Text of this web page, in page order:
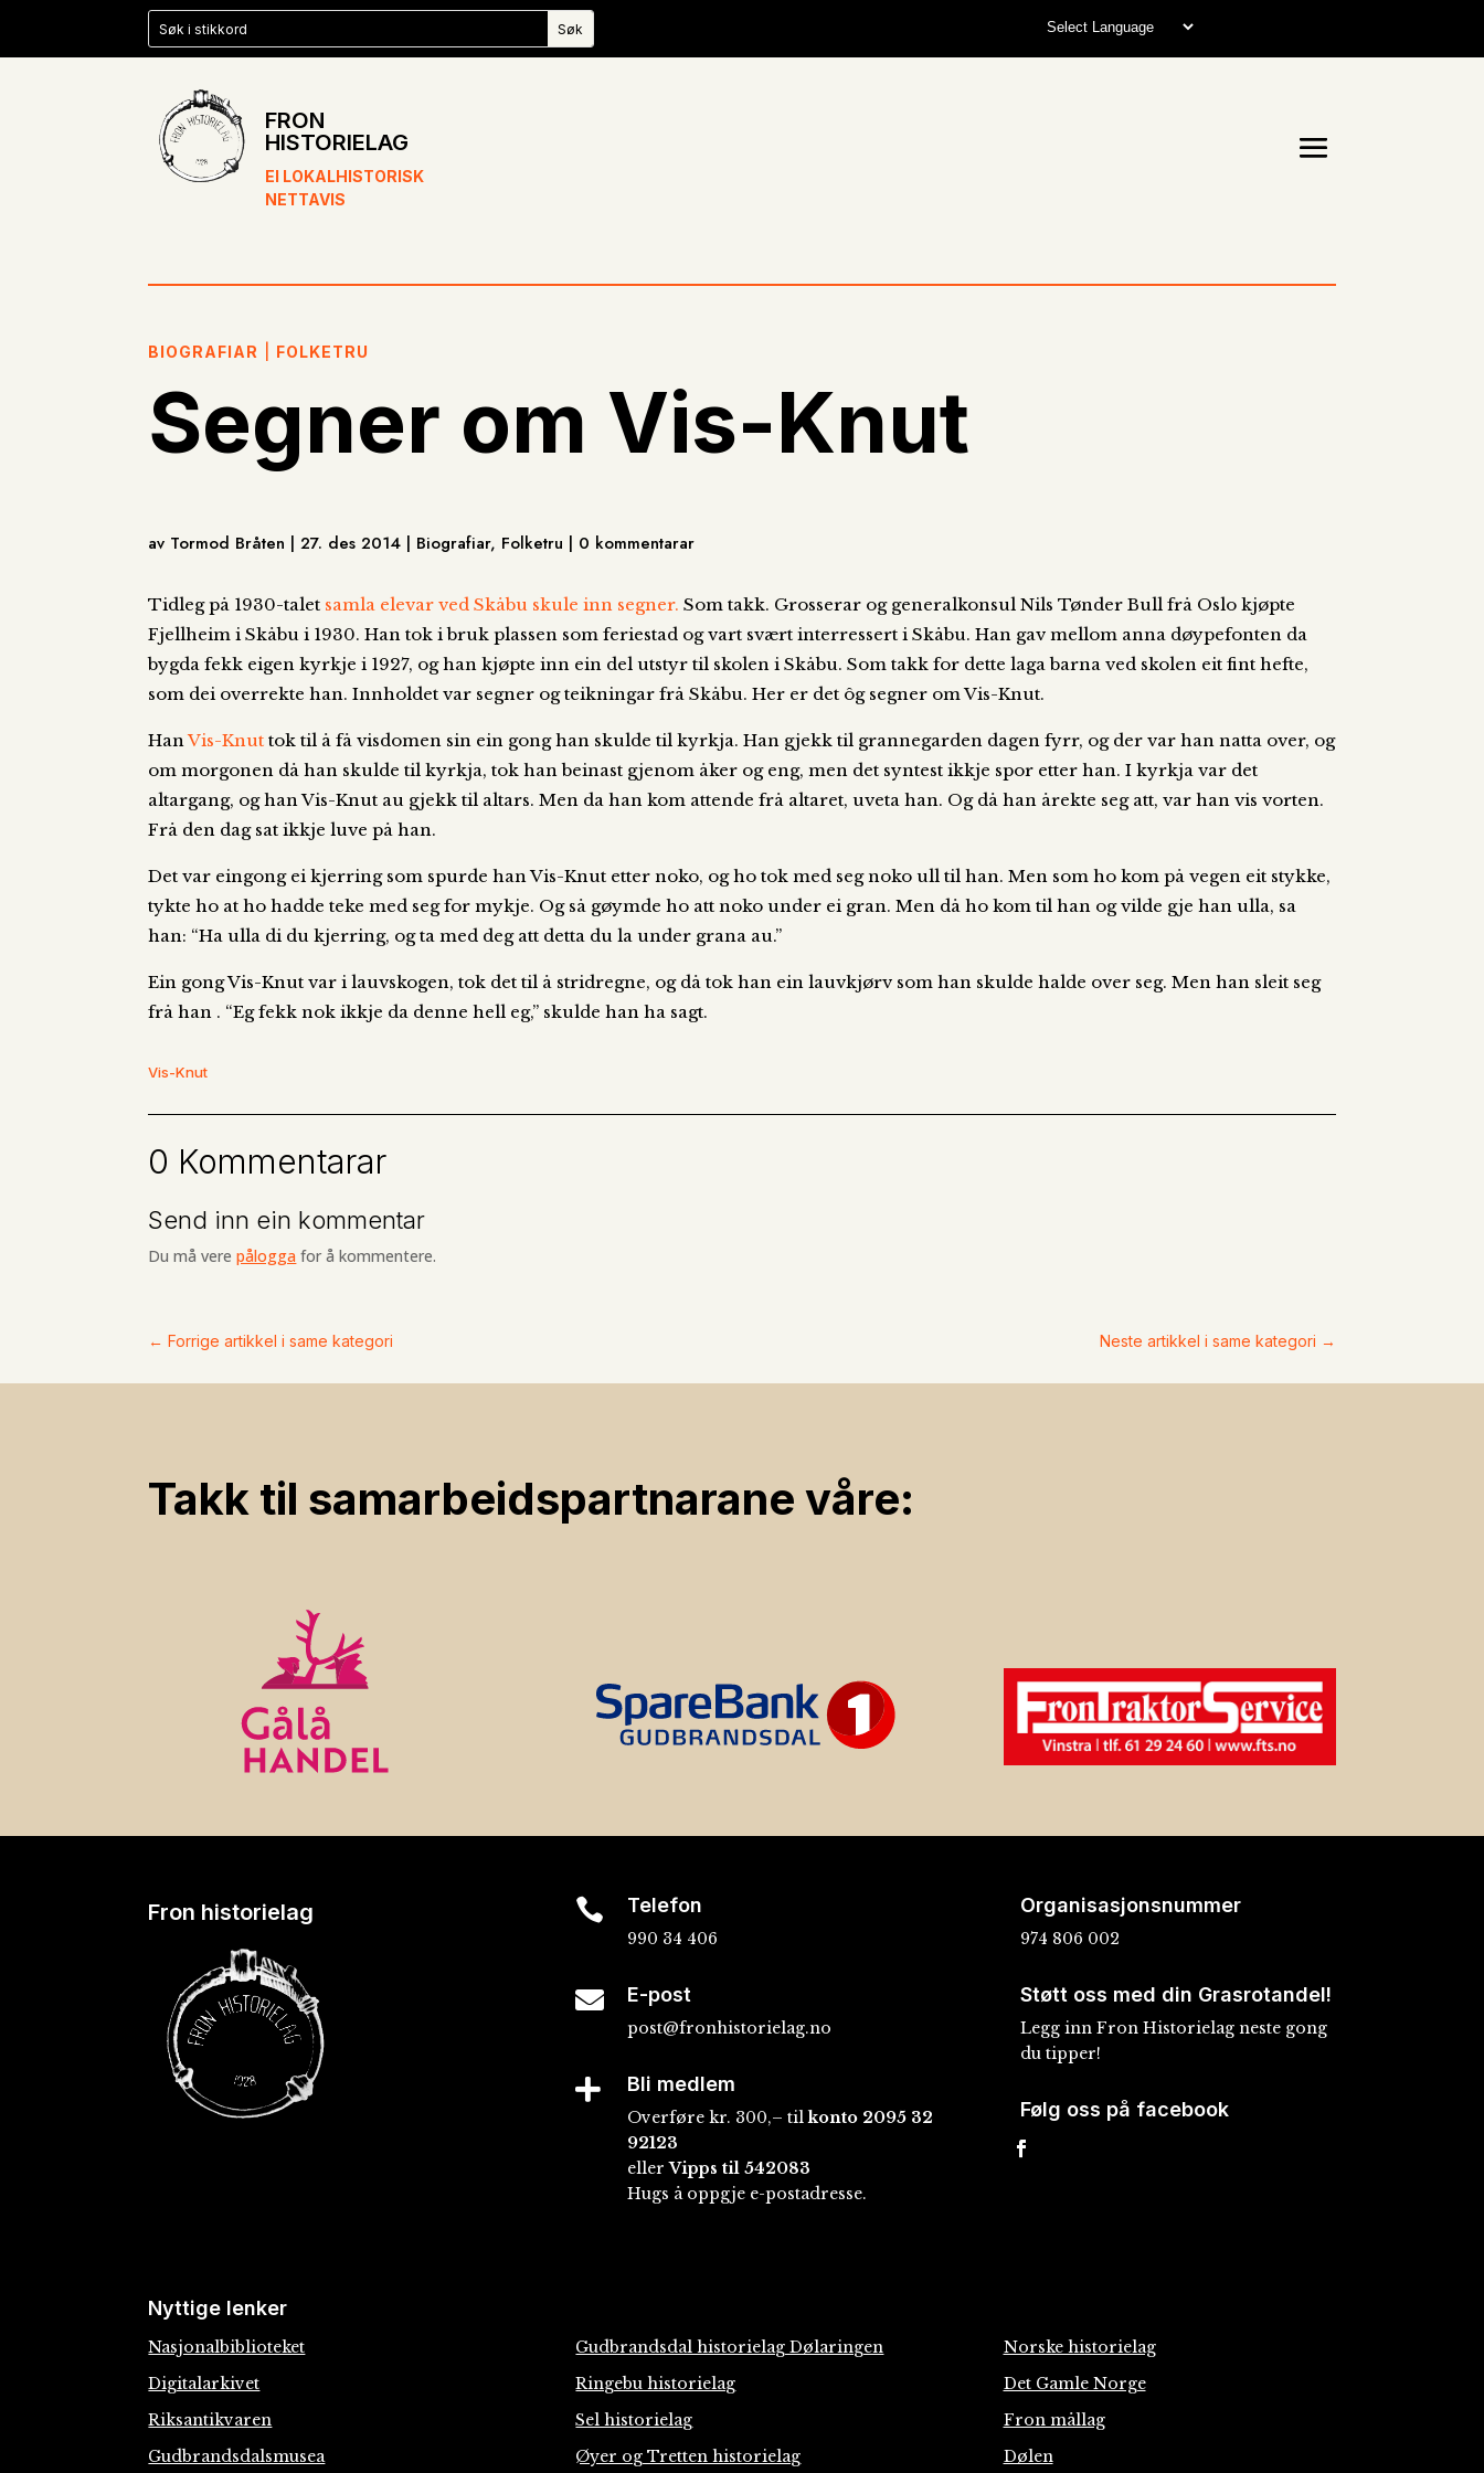
FRON
HISTORIELAG
EI LOKALHISTORISK
NETTAVIS
BIOGRAFIAR FOLKETRU
Segner om Vis-Knut
av Tormod Bråten | 27. des 2014 | Biografiar, Folketru | 0 kommentarar
Tidleg på 1930-talet samla elevar ved Skåbu skule inn segner. Som takk. Grosserar og generalkonsul Nils Tønder Bull frå Oslo kjøpte
Fjellheim i Skåbu i 1930. Han tok i bruk plassen som feriestad og vart svært interressert i Skåbu. Han gav mellom anna døypefonten da
bygda fekk eigen kyrkje i 1927, og han kjøpte inn ein del utstyr til skolen i Skåbu. Som takk for dette laga barna ved skolen eit fint hefte,
som dei overrekte han. Innholdet var segner og teikningar frå Skåbu. Her er det ôg segner om Vis-Knut.
HanVis-Knuttok til å få visdomen sin ein gong han skulde til kyrkja. Han gjekk til grannegarden dagen fyrr, og der var han natta over, og
om morgonen då han skulde til kyrkja, tok han beinast gjenom åker og eng, men det syntest ikkje spor etter han. I kyrkja var det
altargang, og han Vis-Knut au gjekk til altars. Men da han kom attende frå altaret, uveta han. Og då han årekte seg att, var han vis vorten.
Frå den dag sat ikkje luve på han.
Det var eingong ei kjerring som spurde han Vis-Knut etter noko, og ho tok med seg noko ull til han. Men som ho kom på vegen eit stykke,
tykte ho at ho hadde teke med seg for mykje. Og så gøymde ho att noko under ei gran. Men då ho kom til han og vilde gje han ulla, sa
han: “Ha ulla di du kjerring, og ta med deg att detta du la under grana au.”
Ein gong Vis-Knut var i lauvskogen, tok det til å stridregne, og då tok han ein lauvkjørv som han skulde halde over seg. Men han sleit seg
frå han . “Eg fekk nok ikkje da denne hell eg,” skulde han ha sagt.
Vis-Knut
0 Kommentarar
Send inn ein kommentar
Du må verepålogga for å kommentere.
←Forrige artikkel i same kategori Neste artikkel i same kategori →
Takk til samarbeids­partnarane våre:
Fron historielag  Telefon
990 34 406
 E-post
post@fronhistorielag.no
 Bli medlem
Overføre kr. 300,– tilkonto 2095 32
92123
ellerVipps til 542083
Hugs å oppgje e-postadresse.
Organisasjonsnummer
974 806 002
Støtt oss med din Grasrotandel!
Legg inn Fron Historielag neste gong
du tipper!
Følg oss på facebook
Nyttige lenker
Nasjonalbiblioteket
Digitalarkivet
Riksantikvaren
Gudbrandsdalsmusea
Gudbrandsdal historielag Dølaringen
Ringebu historielag
Sel historielag
Øyer og Tretten historielag
Norske historielag
Det Gamle Norge
Fron mållag
Dølen